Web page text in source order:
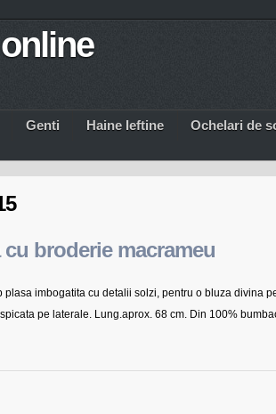
Genti Haine Ieftine Ochelari de
cu broderie macrameu
imbogatita cu detalii solzi, pentru o bluza divina
pe laterale. Lung.aprox. 68 cm. Din 100%